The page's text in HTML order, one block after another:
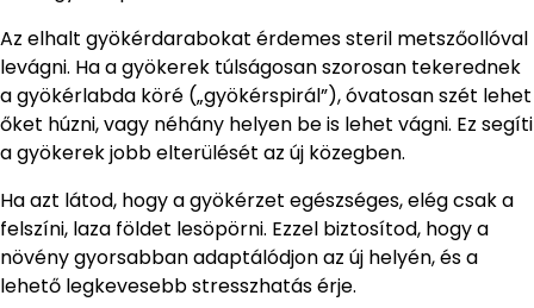
Az elhalt gyökérdarabokat érdemes steril metszőollóval
levágni. Ha a gyökerek túlságosan szorosan tekerednek
a gyökérlabda köré („gyökérspirál”), óvatosan szét lehet
őket húzni, vagy néhány helyen be is lehet vágni. Ez segíti
a gyökerek jobb elterülését az új közegben.
Ha azt látod, hogy a gyökérzet egészséges, elég csak a
felszíni, laza földet lesöpörni. Ezzel biztosítod, hogy a
növény gyorsabban adaptálódjon az új helyén, és a
lehető legkevesebb stresszhatás érje.